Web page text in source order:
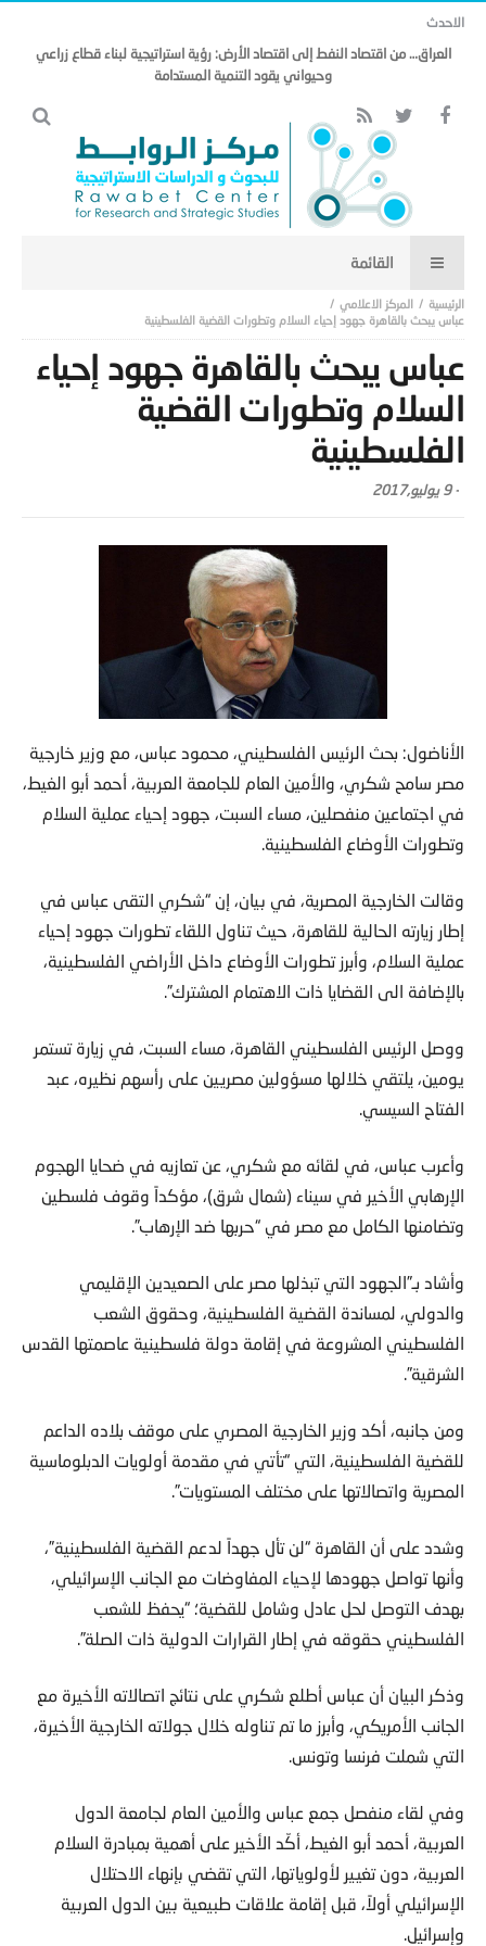
الاحدث
العراق… من اقتصاد النفط إلى اقتصاد الأرض: رؤية استراتيجية لبناء قطاع زراعي
وحيواني يقود التنمية المستدامة
المركز الاعلامي
عباس يبحث بالقاهرة جهود إحياء السلام وتطورات القضية الفلسطينية
عباس يبحث بالقاهرة جهود إحياء
السلام وتطورات القضية
الفلسطينية
-9 يوليو,2017
الأناضول: بحث الرئيس الفلسطيني، محمود عباس، مع وزير خارجية
مصر سامح شكري، والأمين العام للجامعة العربية، أحمد أبو الغيط،
في اجتماعين منفصلين، مساء السبت، جهود إحياء عملية السلام
وتطورات الأوضاع الفلسطينية.
وقالت الخارجية المصرية، في بيان، إن “شكري التقى عباس في
إطار زيارته الحالية للقاهرة، حيث تناول اللقاء تطورات جهود إحياء
عملية السلام، وأبرز تطورات الأوضاع داخل الأراضي الفلسطينية،
بالإضافة الى القضايا ذات الاهتمام المشترك”.
ووصل الرئيس الفلسطيني القاهرة، مساء السبت، في زيارة تستمر
يومين، يلتقي خلالها مسؤولين مصريين على رأسهم نظيره، عبد
الفتاح السيسي.
وأعرب عباس، في لقائه مع شكري، عن تعازيه في ضحايا الهجوم
الإرهابي الأخير في سيناء (شمال شرق)، مؤكداً وقوف فلسطين
وتضامنها الكامل مع مصر في “حربها ضد الإرهاب”.
وأشاد بـ”الجهود التي تبذلها مصر على الصعيدين الإقليمي
والدولي، لمساندة القضية الفلسطينية، وحقوق الشعب
الفلسطيني المشروعة في إقامة دولة فلسطينية عاصمتها القدس
الشرقية”.
ومن جانبه، أكد وزير الخارجية المصري على موقف بلاده الداعم
للقضية الفلسطينية، التي “تأتي في مقدمة أولويات الدبلوماسية
المصرية واتصالاتها على مختلف المستويات”.
وشدد على أن القاهرة “لن تأل جهداً لدعم القضية الفلسطينية”،
وأنها تواصل جهودها لإحياء المفاوضات مع الجانب الإسرائيلي،
بهدف التوصل لحل عادل وشامل للقضية؛ “يحفظ للشعب
الفلسطيني حقوقه في إطار القرارات الدولية ذات الصلة”.
وذكر البيان أن عباس أطلع شكري على نتائج اتصالاته الأخيرة مع
الجانب الأمريكي، وأبرز ما تم تناوله خلال جولاته الخارجية الأخيرة،
التي شملت فرنسا وتونس.
وفي لقاء منفصل جمع عباس والأمين العام لجامعة الدول
العربية، أحمد أبو الغيط، أكّد الأخير على أهمية بمبادرة السلام
العربية، دون تغيير لأولوياتها، التي تقضي بإنهاء الاحتلال
الإسرائيلي أولاً، قبل إقامة علاقات طبيعية بين الدول العربية
وإسرائيل.